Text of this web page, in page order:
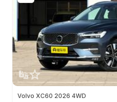
Производитель
Двигатель
60 км ТО: стоимость (¥)
Официальная цена
Volvo XC60 2026 4WD